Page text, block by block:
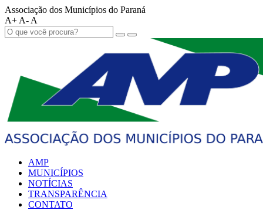
Associação dos Municípios do Paraná
A+ A- A
AMP
MUNICÍPIOS
NOTÍCIAS
TRANSPARÊNCIA
CONTATO